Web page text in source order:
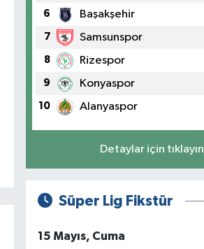
6 Başakşehir
7 Samsunspor
8 Rizespor
9 Konyaspor
10 Alanyaspor
Detaylar için tıklayın
Süper Lig Fikstür
15 Mayıs, Cuma